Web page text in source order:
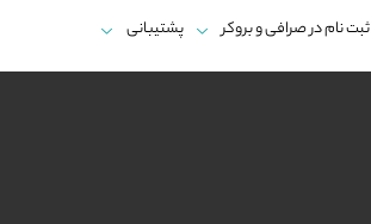
ثبت نام در صرافی و بروکر پشتیبانی